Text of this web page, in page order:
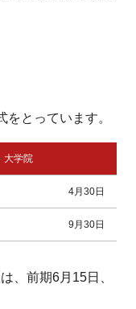
とっています。
大学院
4月30日
9月30日
、前期6月15日、